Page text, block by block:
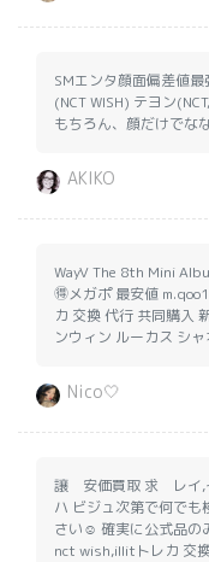
SMエンタ顔面偏差値
(NCT WISH) テヨン
もちろん、顔だけでな
AKIKO
WayV The 8th Mini
🉐メガポ 最安値
カ 交換 代行 共同購入
ンウィン ルーカス シ
Nico🤍
譲 安価買取 求 レイ,
ハ ビジュ次第で何で
さい☺︎ 確実に公式品
nct wish,illitトレカ 交